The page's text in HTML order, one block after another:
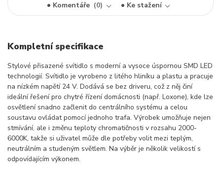
Komentáře
0 Ke stažení
Kompletní specifikace
Stylové přisazené svítidlo s moderní a vysoce úspornou SMD LED
technologií. Svítidlo je vyrobeno z litého hliníku a plastu a pracuje
na nízkém napětí 24 V. Dodává se bez driveru, což z něj činí
ideální řešení pro chytré řízení domácnosti (např. Loxone), kde lze
osvětlení snadno začlenit do centrálního systému a celou
soustavu ovládat pomocí jednoho trafa. Výrobek umožňuje nejen
stmívání, ale i změnu teploty chromatičnosti v rozsahu 2000-
6000K, takže si uživatel může dle potřeby volit mezi teplým,
neutrálním a studeným světlem. Na výběr je několik velikostí s
odpovídajícím výkonem.